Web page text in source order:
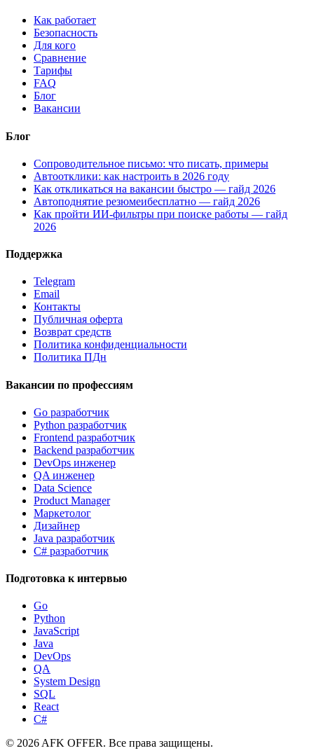
Как работает
Безопасность
Для кого
Сравнение
Тарифы
FAQ
Блог
Вакансии
Блог
Сопроводительное письмо: что писать, примеры
Автоотклики: как настроить в 2026 году
Как откликаться на вакансии быстро — гайд 2026
Автоподнятие резюмеибесплатно — гайд 2026
Как пройти ИИ-фильтры при поиске работы — гайд
2026
Поддержка
Telegram
Email
Контакты
Публичная оферта
Возврат средств
Политика конфиденциальности
Политика ПДн
Вакансии по профессиям
Go разработчик
Python разработчик
Frontend разработчик
Backend разработчик
DevOps инженер
QA инженер
Data Science
Product Manager
Маркетолог
Дизайнер
Java разработчик
C# разработчик
Подготовка к интервью
Go
Python
JavaScript
Java
DevOps
QA
System Design
SQL
React
C#
© 2026AFK OFFER. Все права защищены.